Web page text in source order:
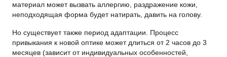
материал может вызвать аллергию, раздражение кожи,
неподходящая форма будет натирать, давить на голову.
Но существует также период адаптации. Процесс
привыкания к новой оптике может длиться от 2 часов до 3
месяцев (зависит от индивидуальных особенностей,